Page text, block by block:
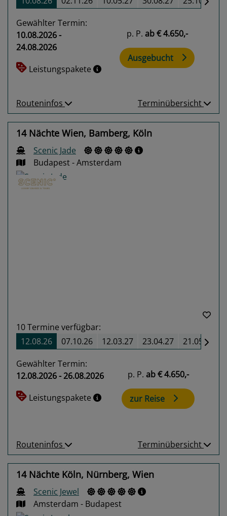
Gewählter Termin:
10.08.2026 -
24.08.2026
Leistungspakete
p. P. ab€ 4.650,-
Ausgebucht
Routeninfos Terminübersicht
14 Nächte Wien, Bamberg, Köln
Scenic Jade
Budapest - Amsterdam
10Termine verfügbar:
12.08.26
07.10.26 12.03.27 23.04.27 21.05.27
Gewählter Termin:
12.08.2026 - 26.08.2026
Leistungspakete
p. P. ab€ 4.650,-
zur Reise
Routeninfos Terminübersicht
14 Nächte Köln, Nürnberg, Wien
Scenic Jewel
Amsterdam - Budapest